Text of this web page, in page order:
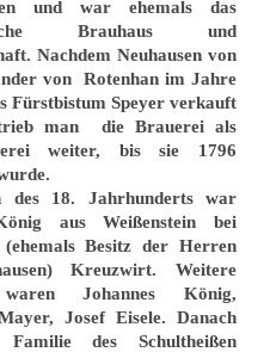
und war ehemals das
Brauhaus und
Nachdem Neuhausen von
von Rotenhan im Jahre
Fürstbistum Speyer verkauft
man die Brauerei als
weiter, bis sie 1796
des 18. Jahrhunderts war
aus Weißenstein bei
(ehemals Besitz der Herren
Kreuzwirt. Weitere
Johannes König,
Josef Eisele. Danach
des Schultheißen